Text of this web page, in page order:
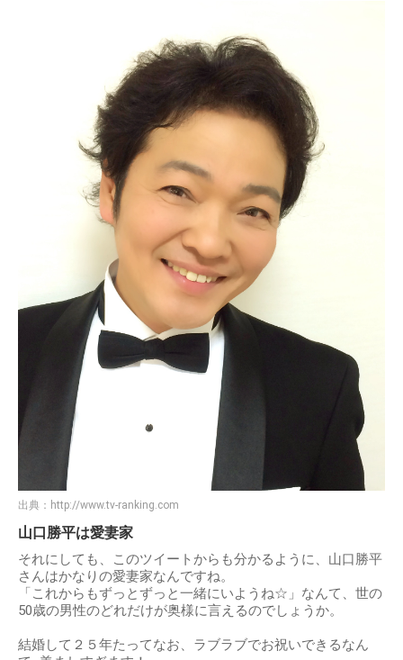
出典： http://www.tv-ranking.com
山口勝平は愛妻家
それにしても、このツイートからも分かるように、山口勝平
さんはかなりの愛妻家なんですね。
「これからもずっとずっと一緒にいようね☆」なんて、世の
50歳の男性のどれだけが奥様に言えるのでしょうか。
結婚して２５年たってなお、ラブラブでお祝いできるなん